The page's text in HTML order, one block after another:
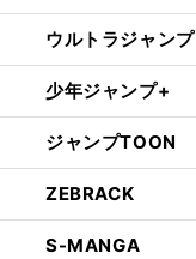
ウルトラジャンプ
少年ジャンプ+
ジャンプTOON
ZEBRACK
S-MANGA